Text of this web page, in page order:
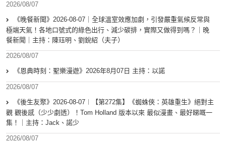
2026/08/07
《晚餐新聞》2026-08-07｜全球溫室效應加劇，引發嚴重氣候反常與
極端天氣！各地口號式的綠色出行、減少碳排，實際又做得到嗎？｜晚
餐新聞｜主持：陳珏明、劉銳紹（夫子）
2026/08/07
《恩典時刻：聖樂漫遊》2026年8月07日 主持：以諾
2026/08/07
《後生友聚》2026-08-07︱【第272集】《蜘蛛俠：英雄重生》絕對主
觀 觀後感（少少劇透）！Tom Holland 版本以來 最似漫畫、最好睇嘅一
集！｜主持：Jack、諾少
2026/08/07